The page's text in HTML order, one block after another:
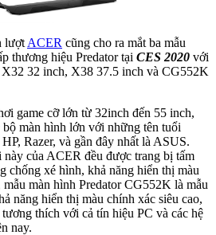
lượt ACER cũng cho ra mắt ba mẫu
thương hiệu Predator tại CES 2020 với
32 inch, X38 37.5 inch và CG552K
game cỡ lớn từ 32inch đến 55 inch,
bộ màn hình lớn với những tên tuổi
Razer, và gần đây nhất là ASUS.
của ACER đều được trang bị tấm
chống xé hình, khả năng hiển thị màu
màn hình Predator CG552K là mẫu
năng hiển thị màu chính xác siêu cao,
thích với cả tín hiệu PC và các hệ
nay.